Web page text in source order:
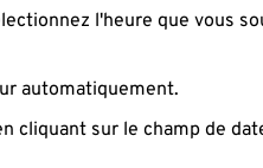
l'heure que vous
automatiquement.
cliquant sur le champ de